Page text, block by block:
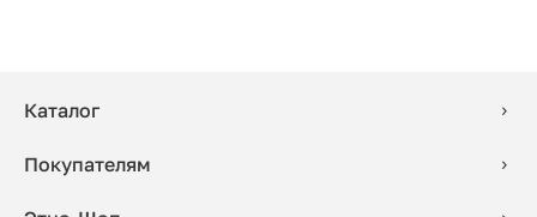
Каталог
Покупателям